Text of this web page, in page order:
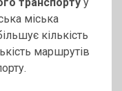
міська
кількість
маршрутів